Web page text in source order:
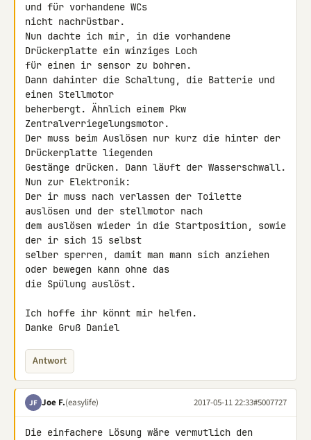
und für vorhandene WCs
nicht nachrüstbar.
Nun dachte ich mir, in die vorhandene
Drückerplatte ein winziges Loch
für einen ir sensor zu bohren.
Dann dahinter die Schaltung, die Batterie und
einen Stellmotor
beherbergt. Ähnlich einem Pkw
Zentralverriegelungsmotor.
Der muss beim Auslösen nur kurz die hinter der
Drückerplatte liegenden
Gestänge drücken. Dann läuft der Wasserschwall.
Nun zur Elektronik:
Der ir muss nach verlassen der Toilette
auslösen und der stellmotor nach
dem auslösen wieder in die Startposition, sowie
der ir sich 15 selbst
selber sperren, damit man mann sich anziehen
oder bewegen kann ohne das
die Spülung auslöst.
Ich hoffe ihr könnt mir helfen.
Danke Gruß Daniel
Antwort
JF Joe F.(easylife) 2017-05-11 22:33#5007727
Die einfachere Lösung wäre vermutlich den